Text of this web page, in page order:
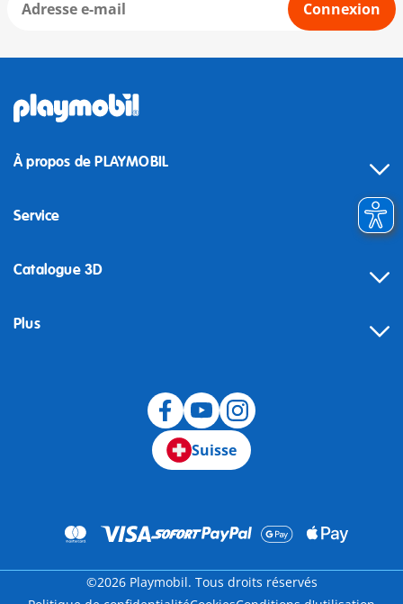
Connexion
À propos de PLAYMOBIL
Service
Catalogue 3D
Plus
Suisse
©2026 Playmobil. Tous droits réservés